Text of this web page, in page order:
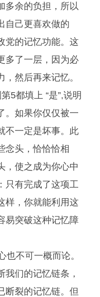
多余的负担，所以
自己更喜欢做的
党的记忆功能。这
多了一层，因为必
然后再来记忆。
5都填上 “是”,说明
。如果你仅仅被一
不一定是坏事。此
念头，恰恰恰相
，使之成为你心中
只有完成了这项工
样，你就能利用这
易突破这种记忆障
不可一概而论。
我们的记忆链条，
断裂的记忆链。但